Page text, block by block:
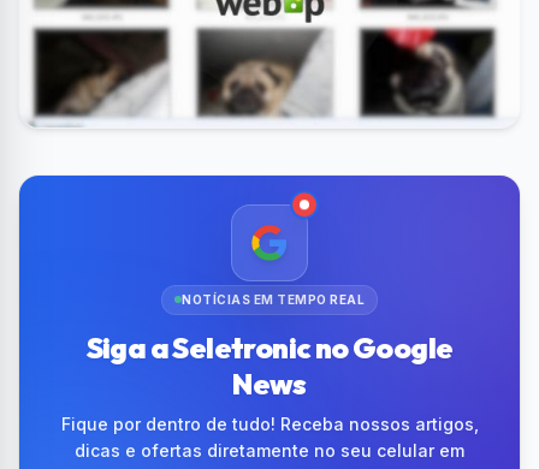
NOTÍCIAS EM TEMPO REAL
Siga a Seletronic no Google
News
Fique por dentro de tudo! Receba nossos artigos,
dicas e ofertas diretamente no seu celular em